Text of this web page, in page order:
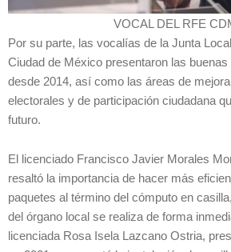
VOCAL DEL RFE
Por su parte, las vocalías de la Junta
Ciudad de México presentaron las
desde 2014, así como las áreas de
electorales y de participación ciudadana
futuro.
El licenciado Francisco Javier Morales
resaltó la importancia de hacer más
paquetes al término del cómputo en
del órgano local se realiza de forma
licenciada Rosa Isela Lazcano Ostria,